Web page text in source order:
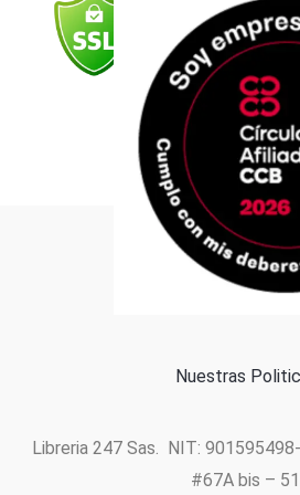
o
k
r
a
m
i
n
Formas de pago
Nuestras
Libreria 247 Sas. NIT:
#67A bis –